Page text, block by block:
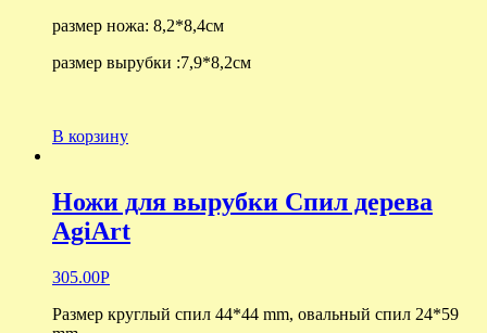
размер ножа: 8,2*8,4см
размер вырубки :7,9*8,2см
В корзину
Ножи для вырубки Спил дерева
AgiArt
305.00Р
Размер круглый спил 44*44 mm, овальный спил 24*59